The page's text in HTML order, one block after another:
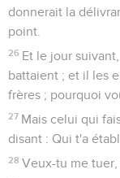
donnerait la
point.
26 Et le jour
battaient ; et il les
frères ; pourquoi
27 Mais celui qui
disant : Qui t'a
28 Veux-tu me